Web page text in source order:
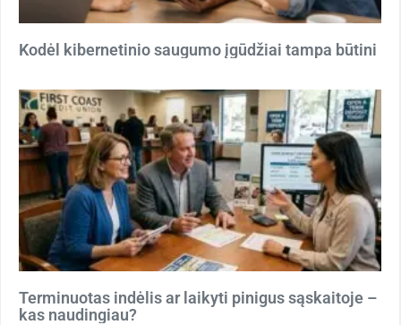
Kodėl kibernetinio saugumo įgūdžiai tampa būtini
Terminuotas indėlis ar laikyti pinigus sąskaitoje –
kas naudingiau?